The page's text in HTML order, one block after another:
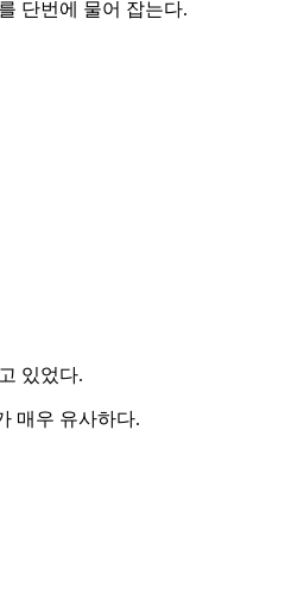
단번에 물어 잡는다.
있었다.
매우 유사하다.